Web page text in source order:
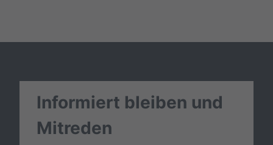
Informiert bleiben und
Mitreden